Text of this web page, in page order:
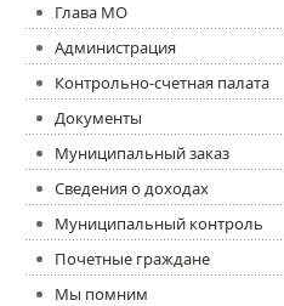
Глава МО
Администрация
Контрольно-счетная палата
Документы
Муниципальный заказ
Сведения о доходах
Муниципальный контроль
Почетные граждане
Мы помним